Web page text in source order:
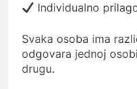
Individualno
Svaka osoba ima
odgovara jednoj
drugu.